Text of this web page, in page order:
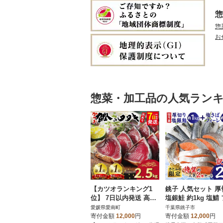
惣
お
惣菜・加工品の人気ラン
【カツオランキング1
位】 7日以内発送 高評
価★4.8 訳あり かつお
のたたき 2.5kg
愛媛県愛南町
寄付金額 12,000円
銚子 人気セット 厚
塩銀鮭 約1kg 塩鯖
ーレ約1kg 合計約
【さとふる限定】
千葉県銚子市
寄付金額 12,000円